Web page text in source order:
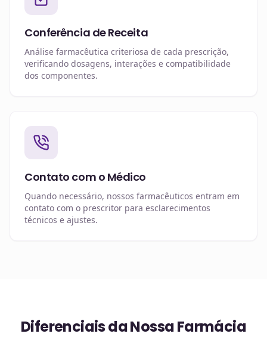
Conferência de Receita
Análise farmacêutica criteriosa de cada prescrição,
verificando dosagens, interações e compatibilidade
dos componentes.
Contato com o Médico
Quando necessário, nossos farmacêuticos entram em
contato com o prescritor para esclarecimentos
técnicos e ajustes.
Diferenciais da Nossa Farmácia